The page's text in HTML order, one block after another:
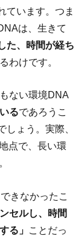
ています。つま
は、生きて
た、時間が経ち
わけです。
ない環境DNA
るであろうこ
ょう。実際、
点で、長い環
きなかったこ
セルし、時間
る」
ことだっ